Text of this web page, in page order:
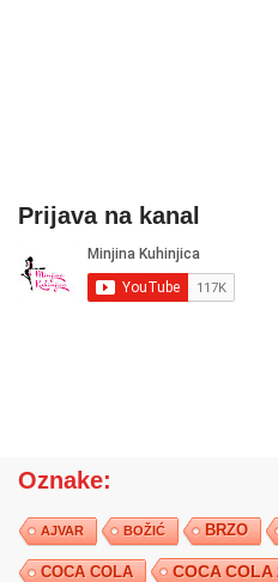
Prijava na kanal
Oznake:
AJVAR BOŽIĆ BRZO
COCA COLA COCA COLA